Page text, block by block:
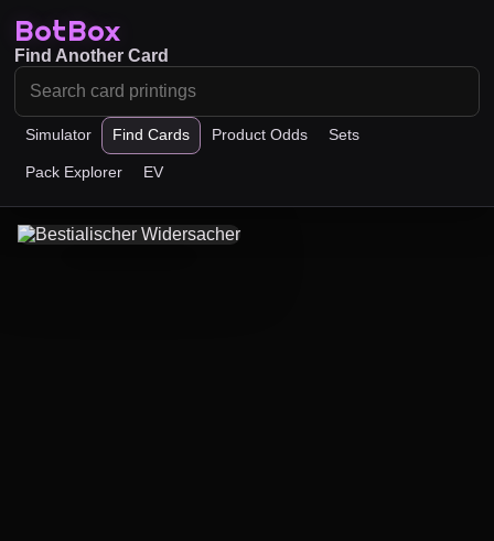
BotBox
Simulator Find Cards Product Odds Sets
Pack Explorer EV
Find Another Card